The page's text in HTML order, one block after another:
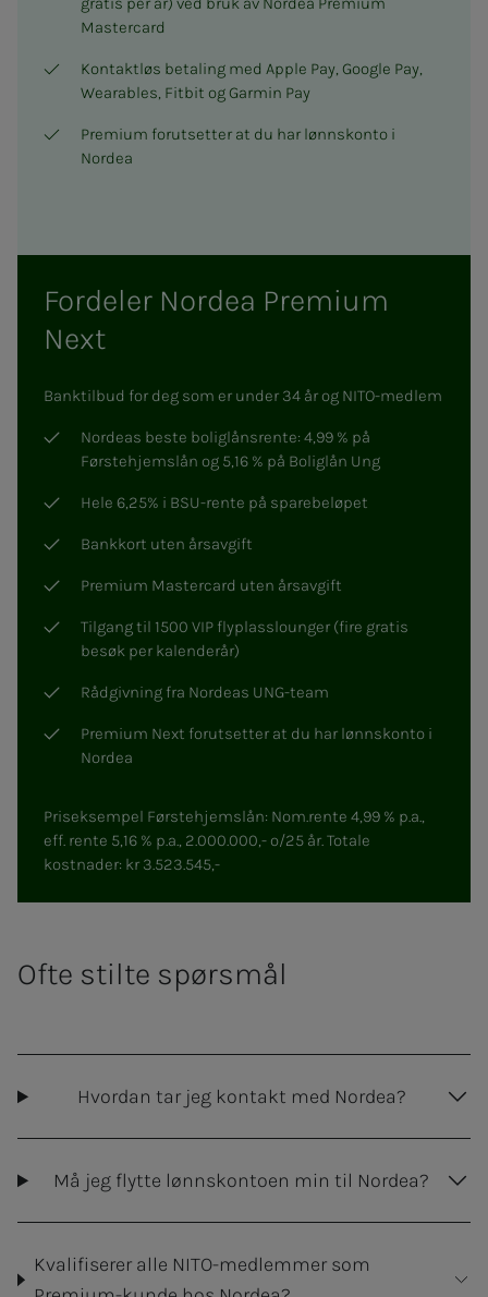
Mastercard
Kontaktløs betaling med Apple Pay, Google Pay,
Wearables, Fitbit og Garmin Pay
Premium forutsetter at du har lønnskonto i
Nordea
Fordeler Nordea Premium
Next
Banktilbud for deg som er under 34 år og NITO-medlem
Nordeas beste boliglånsrente: 4,99 % på
Førstehjemslån og 5,16 % på Boliglån Ung
Hele 6,25% i BSU-rente på sparebeløpet
Bankkort uten årsavgift
Premium Mastercard uten årsavgift
Tilgang til 1500 VIP flyplasslounger (fire gratis
besøk per kalenderår)
Rådgivning fra Nordeas UNG-team
Premium Next forutsetter at du har lønnskonto i
Nordea
Priseksempel Førstehjemslån: Nom.rente 4,99 % p.a.,
eff. rente 5,16 % p.a., 2.000.000,- o/25 år. Totale
kostnader: kr 3.523.545,-
Ofte stilte spørsmål
Hvordan tar jeg kontakt med Nordea?
Må jeg flytte lønnskontoen min til Nordea?
Kvalifiserer alle NITO-medlemmer som